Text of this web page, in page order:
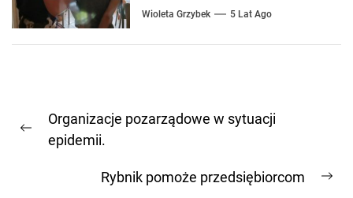
Wioleta Grzybek 5 Lat Ago
wpisu
Previous
Organizacje pozarządowe w sytuacji
epidemii.
Rybnik pomoże przedsiębiorcom